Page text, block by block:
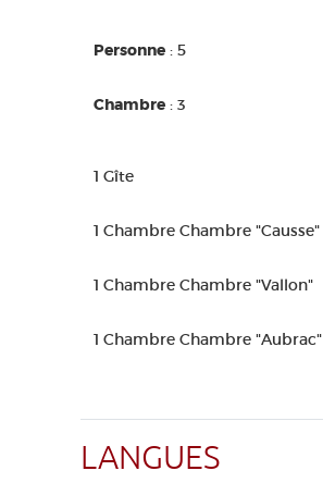
Personne : 5
Chambre : 3
1 Gîte
1 Chambre Chambre "Causse"
1 Chambre Chambre "Vallon"
1 Chambre Chambre "Aubrac"
LANGUES